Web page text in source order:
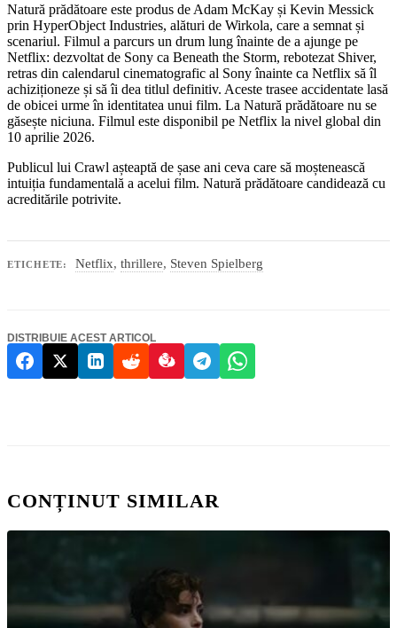
Natură prădătoare este produs de Adam McKay și Kevin Messick
prin HyperObject Industries, alături de Wirkola, care a semnat și
scenariul. Filmul a parcurs un drum lung înainte de a ajunge pe
Netflix: dezvoltat de Sony ca Beneath the Storm, rebotezat Shiver,
retras din calendarul cinematografic al Sony înainte ca Netflix să îl
achiziționeze și să îi dea titlul definitiv. Aceste trasee accidentate lasă
de obicei urme în identitatea unui film. La Natură prădătoare nu se
găsește niciuna. Filmul este disponibil pe Netflix la nivel global din
10 aprilie 2026.
Publicul lui Crawl așteaptă de șase ani ceva care să moștenească
intuiția fundamentală a acelui film. Natură prădătoare candidează cu
acreditările potrivite.
ETICHETE: Netflix, thrillere, Steven Spielberg
DISTRIBUIE ACEST ARTICOL
CONȚINUT SIMILAR